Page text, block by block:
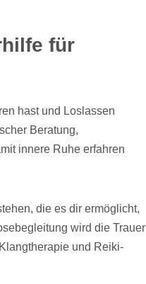
für
hast und Loslassen
Beratung,
innere Ruhe erfahren
die es dir ermöglicht,
wird die Trauer
und Reiki-